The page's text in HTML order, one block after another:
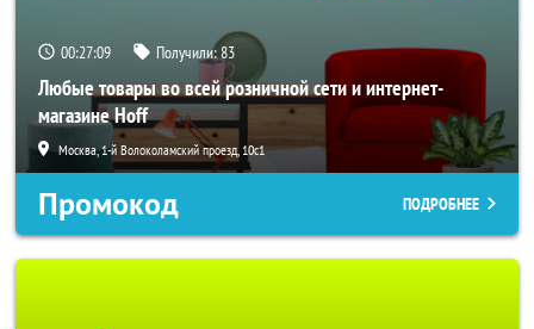
00:27:06 Получили:83
Любые товары во всей розничной сети и интернет-
магазине Hoff
Москва, 1-й Волоколамский проезд, 10с1
Промокод ПОДРОБНЕЕ